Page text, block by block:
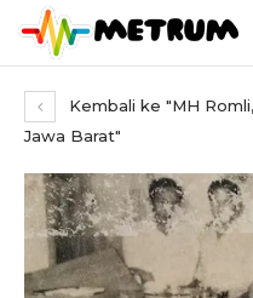
Kembali ke "MH
Jawa Barat"